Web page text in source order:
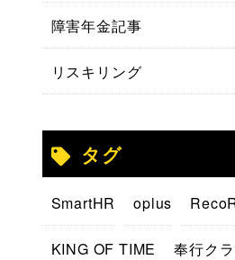
障害年金記事
リスキリング
タグ
SmartHR oplus
KING OF TIME 奉行ク